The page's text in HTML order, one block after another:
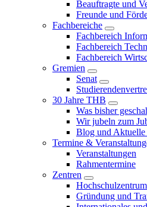
Beauftragte und
Freunde und
Fachbereiche
Fachbereich
Fachbereich
Fachbereich
Gremien
Senat
30 Jahre THB
Was bisher
Wir jubeln zum
Blog und Aktuelle
Termine &
Veranstaltungen
Rahmentermine
Zentren
Gründung und